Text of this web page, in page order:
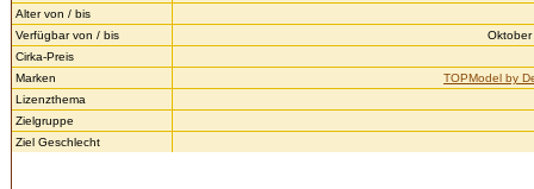
Alter von / bis
Verfügbar von / bis
Cirka-Preis
Marken
TOPModel by
Lizenzthema
Zielgruppe
Ziel Geschlecht